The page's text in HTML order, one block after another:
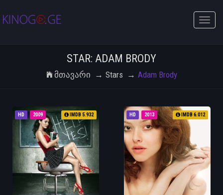
Toggle
STAR: ADAM BRODY
Მთავარი Stars Adam Brody
HD 2009 IMDB 5.932 HD 2013 IMDB 6.012